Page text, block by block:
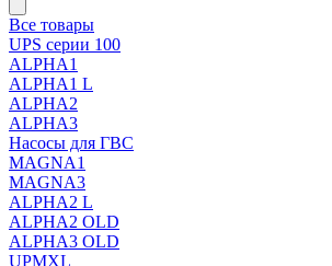
Все товары
UPS серии 100
ALPHA1
ALPHA1 L
ALPHA2
ALPHA3
Насосы для ГВС
MAGNA1
MAGNA3
ALPHA2 L
ALPHA2 OLD
ALPHA3 OLD
UPMXL